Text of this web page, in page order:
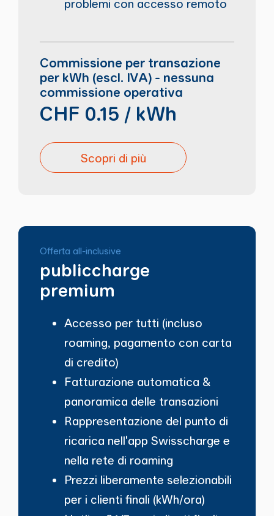
problemi con accesso remoto
Commissione per transazione
per kWh (escl. IVA) - nessuna
commissione operativa
CHF 0.15 / kWh
Scopri di più
Offerta all-inclusive
publiccharge
premium
Accesso per tutti (incluso
roaming, pagamento con carta
di credito)
Fatturazione automatica &
panoramica delle transazioni
Rappresentazione del punto di
ricarica nell'app Swisscharge e
nella rete di roaming
Prezzi liberamente selezionabili
per i clienti finali (kWh/ora)